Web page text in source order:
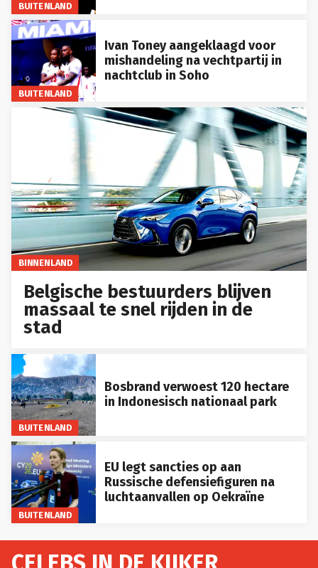
BUITENLAND
BUITENLAND
Ivan Toney aangeklaagd voor
mishandeling na vechtpartij in
nachtclub in Soho
BINNENLAND
Belgische bestuurders blijven
massaal te snel rijden in de
stad
BUITENLAND
Bosbrand verwoest 120 hectare
in Indonesisch nationaal park
BUITENLAND
EU legt sancties op aan
Russische defensiefiguren na
luchtaanvallen op Oekraïne